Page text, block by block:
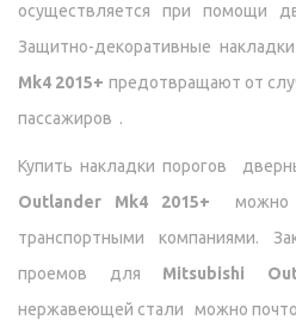
осуществляется при помощи
Защитно-декоративные
Mk4 2015+ предотвращают от
пассажиров .
Купить накладки порогов
Outlander Mk4 2015+
можно
транспортными компаниями.
проемов для Mitsubishi
нержавеющей стали можно